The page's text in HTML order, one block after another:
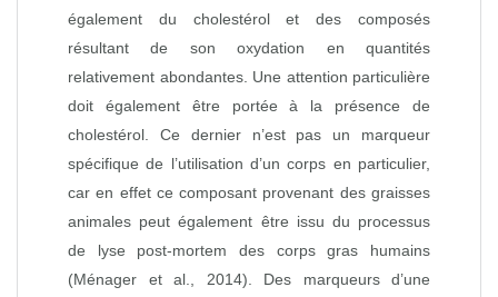
également du cholestérol et des composés
résultant de son oxydation en quantités
relativement abondantes. Une attention particulière
doit également être portée à la présence de
cholestérol. Ce dernier n’est pas un marqueur
spécifique de l’utilisation d’un corps en particulier,
car en effet ce composant provenant des graisses
animales peut également être issu du processus
de lyse post-mortem des corps gras humains
(Ménager et al., 2014). Des marqueurs d’une